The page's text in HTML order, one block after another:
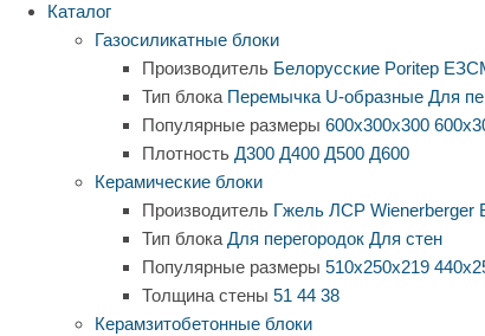
Каталог
Газосиликатные блоки
Производитель Белорусские Poritep
Тип блока Перемычка U-образные Для
Популярные размеры 600х300х300
Плотность Д300 Д400 Д500 Д600
Керамические блоки
Производитель Гжель ЛСР Wienerberger
Тип блока Для перегородок Для стен
Популярные размеры 510х250х219
Толщина стены 51 44 38
Керамзитобетонные блоки